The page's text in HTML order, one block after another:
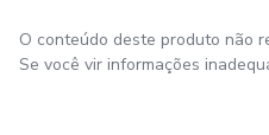
O conteúdo deste produto não
Se você vir informações